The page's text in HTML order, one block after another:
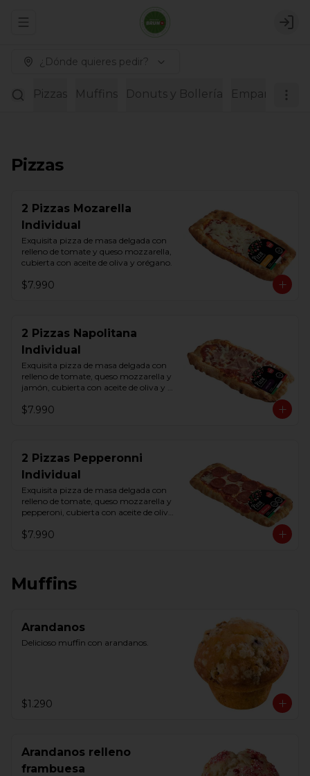
Abrir menu de navegación
¿Dónde quieres pedir?
Pizzas Muffins Donuts y Bollería Empanadas
Pizzas
2 Pizzas Mozarella
Individual
Exquisita pizza de masa delgada con
relleno de tomate y queso mozzarella,
cubierta con aceite de oliva y orégano.
$7.990
2 Pizzas Napolitana
Individual
Exquisita pizza de masa delgada con
relleno de tomate, queso mozzarella y
jamón, cubierta con aceite de oliva y
$7.990
2 Pizzas Pepperonni
Individual
Exquisita pizza de masa delgada con
relleno de tomate, queso mozzarella y
pepperoni, cubierta con aceite de oliva
$7.990
Muffins
Arandanos
Delicioso muffin con arandanos.
$1.290
Arandanos relleno
frambuesa